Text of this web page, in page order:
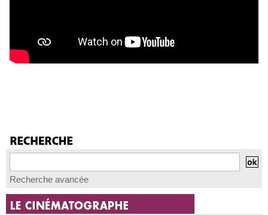
Recherche avancée